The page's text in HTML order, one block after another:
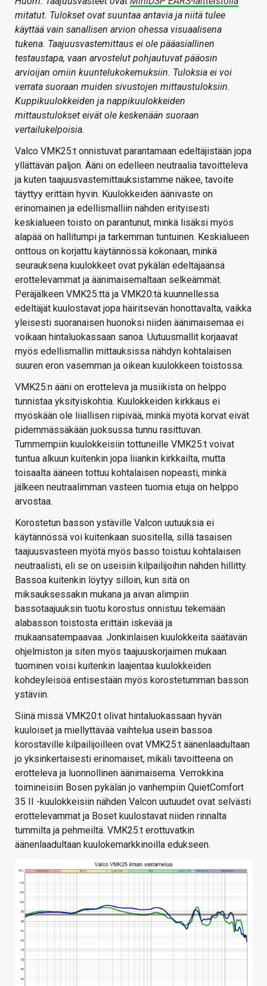
mitatut. Tulokset ovat suuntaa antavia ja niitä tulee
käyttää vain sanallisen arvion ohessa visuaalisena
tukena. Taajuusvastemittaus ei ole pääasiallinen
testaustapa, vaan arvostelut pohjautuvat pääosin
arvioijan omiin kuuntelukokemuksiin. Tuloksia ei voi
verrata suoraan muiden sivustojen mittaustuloksiin.
Kuppikuulokkeiden ja nappikuulokkeiden
mittaustulokset eivät ole keskenään suoraan
vertailukelpoisia.
Valco VMK25:t onnistuvat parantamaan edeltäjistään jopa
yllättävän paljon. Ääni on edelleen neutraalia tavoitteleva
ja kuten taajuusvastemittauksistamme näkee, tavoite
täyttyy erittäin hyvin. Kuulokkeiden äänivaste on
erinomainen ja edellismalliin nähden erityisesti
keskialueen toisto on parantunut, minkä lisäksi myös
alapää on hallitumpi ja tarkemman tuntuinen. Keskialueen
onttous on korjattu käytännössä kokonaan, minkä
seurauksena kuulokkeet ovat pykälän edeltäjäänsä
erottelevammat ja äänimaisemaltaan selkeämmät.
Peräjälkeen VMK25:ttä ja VMK20:tä kuunnellessa
edeltäjät kuulostavat jopa häiritsevän honottavalta, vaikka
yleisesti suoranaisen huonoksi niiden äänimaisemaa ei
voikaan hintaluokassaan sanoa. Uutuusmallit korjaavat
myös edellismallin mittauksissa nähdyn kohtalaisen
suuren eron vasemman ja oikean kuulokkeen toistossa.
VMK25:n ääni on erotteleva ja musiikista on helppo
tunnistaa yksityiskohtia. Kuulokkeiden kirkkaus ei
myöskään ole liiallisen riipivää, minkä myötä korvat eivät
pidemmässäkään juoksussa tunnu rasittuvan.
Tummempiin kuulokkeisiin tottuneille VMK25:t voivat
tuntua alkuun kuitenkin jopa liiankin kirkkailta, mutta
toisaalta ääneen tottuu kohtalaisen nopeasti, minkä
jälkeen neutraalimman vasteen tuomia etuja on helppo
arvostaa.
Korostetun basson ystäville Valcon uutuuksia ei
käytännössä voi kuitenkaan suositella, sillä tasaisen
taajuusvasteen myötä myös basso toistuu kohtalaisen
neutraalisti, eli se on useisiin kilpailijoihin nähden hillitty.
Bassoa kuitenkin löytyy silloin, kun sitä on
miksauksessakin mukana ja aivan alimpiin
bassotaajuuksin tuotu korostus onnistuu tekemään
alabasson toistosta erittäin iskevää ja
mukaansatempaavaa. Jonkinlaisen kuulokkeita säätävän
ohjelmiston ja siten myös taajuuskorjaimen mukaan
tuominen voisi kuitenkin laajentaa kuulokkeiden
kohdeyleisöä entisestään myös korostetumman basson
ystäviin.
Siinä missä VMK20:t olivat hintaluokassaan hyvän
kuuloiset ja miellyttävää vaihtelua usein bassoa
korostaville kilpailijoilleen ovat VMK25:t äänenlaadultaan
jo yksinkertaisesti erinomaiset, mikäli tavoitteena on
erotteleva ja luonnollinen äänimaisema. Verrokkina
toimineisiin Bosen pykälän jo vanhempiin QuietComfort
35 II -kuulokkeisiin nähden Valcon uutuudet ovat selvästi
erottelevammat ja Boset kuulostavat niiden rinnalta
tummilta ja pehmeiltä. VMK25:t erottuvatkin
äänenlaadultaan kuulokemarkkinoilla edukseen.